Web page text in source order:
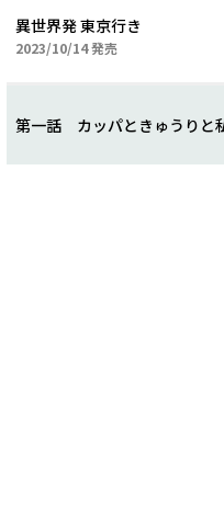
異世界発 東京行き
2023/10/142023年10月14日
発売
第一話 カッパときゅうりと